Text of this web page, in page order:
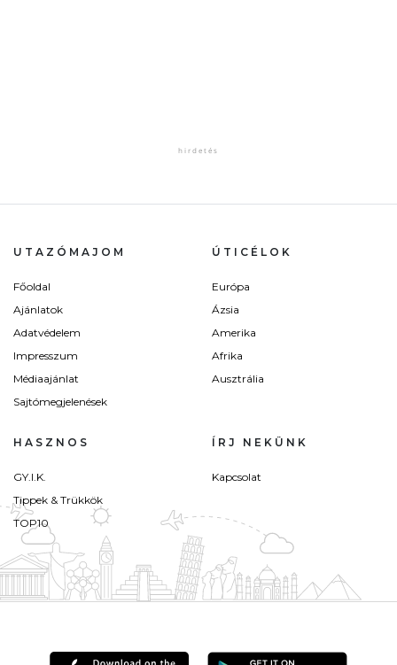
UTAZÓMAJOM
Főoldal
Ajánlatok
Adatvédelem
Impresszum
Médiaajánlat
Sajtómegjelenések
ÚTICÉLOK
Európa
Ázsia
Amerika
Afrika
Ausztrália
HASZNOS
GY.I.K.
Tippek & Trükkök
TOP10
ÍRJ NEKÜNK
Kapcsolat